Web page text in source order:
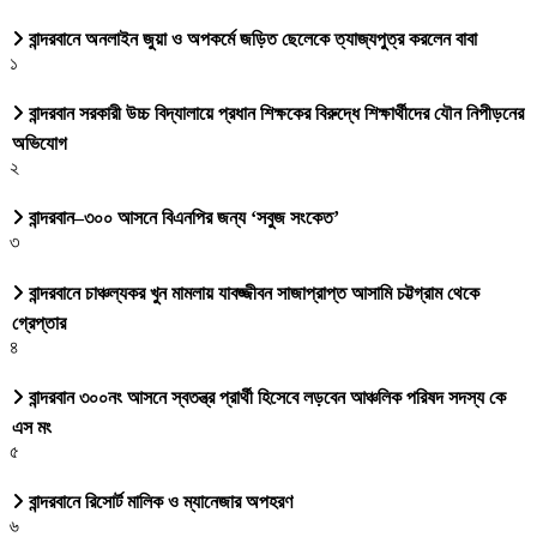
বান্দরবানে অনলাইন জুয়া ও অপকর্মে জড়িত ছেলেকে ত্যাজ্যপুত্র করলেন বাবা
১
বান্দরবান সরকারী উচ্চ বিদ্যালায়ে প্রধান শিক্ষকের বিরুদ্ধে শিক্ষার্থীদের যৌন নিপীড়নের
অভিযোগ
২
বান্দরবান–৩০০ আসনে বিএনপির জন্য ‘সবুজ সংকেত’
৩
বান্দরবানে চাঞ্চল্যকর খুন মামলায় যাবজ্জীবন সাজাপ্রাপ্ত আসামি চট্টগ্রাম থেকে
গ্রেপ্তার
৪
বান্দরবান ৩০০নং আসনে স্বতন্ত্র প্রার্থী হিসেবে লড়বেন আঞ্চলিক পরিষদ সদস্য কে
এস মং
৫
বান্দরবানে রিসোর্ট মালিক ও ম্যানেজার অপহরণ
৬